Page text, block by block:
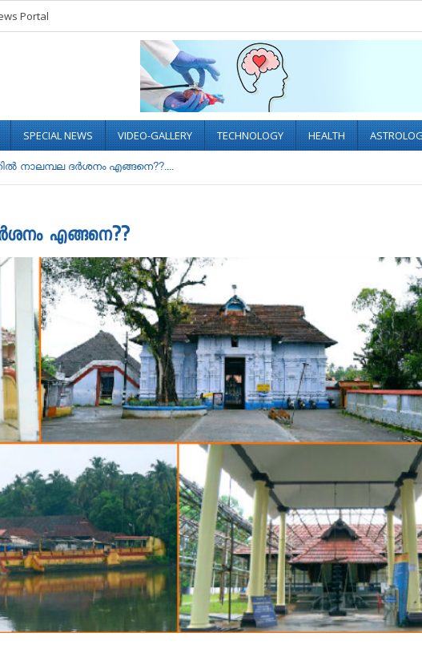
Portal
SPECIAL NEWS VIDEO-GALLERY TECHNOLOGY HEALTH
നാലമ്പല ദർശനം എങ്ങനെ??....
എങ്ങനെ??